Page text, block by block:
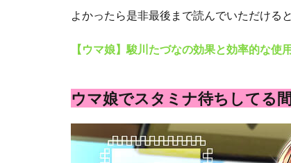
よかったら是非最後まで読んでいただける
【ウマ娘】駿川たづなの効果と効率的な使
ウマ娘でスタミナ待ちしてる